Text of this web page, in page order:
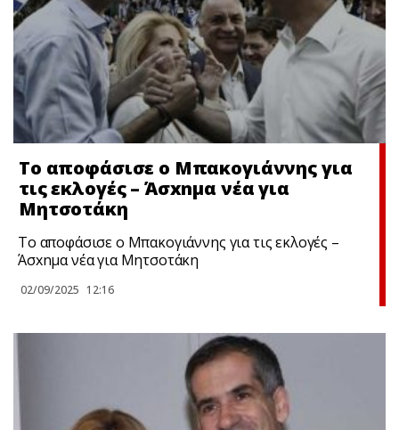
Το αποφάσισε ο Μπακογιάννης για
τις εκλογές – Άσxnμα νέα για
Μητσοτάκη
Το αποφάσισε ο Μπακογιάννης για τις εκλογές –
Άσxnμα νέα για Μητσοτάκη
02/09/2025 12:16